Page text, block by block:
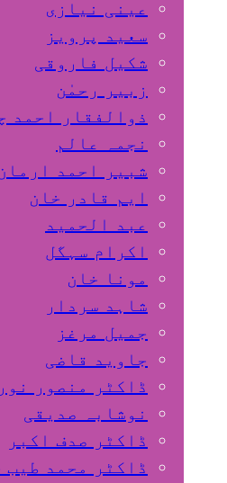
عینی نیازی
سعید پرویز
شکیل فاروقی
زبیر رحمٰن
ذوالفقار احمد
نجمہ عالم
شبیر احمد
ایم قادر خان
عبد الحمید
اکرام سہگل
مونا خان
شاہد سردار
جمیل مرغز
جاوید قاضی
ڈاکٹر منصور
نوشابہ صدیقی
ڈاکٹر صدف اکبر
ڈاکٹر محمد طیب